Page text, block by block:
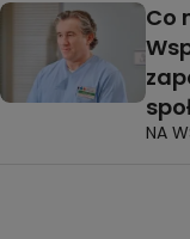
Co
NA